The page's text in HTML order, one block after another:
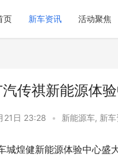
页 新车资讯 活动聚焦
传祺新能源体
21日 23:28 • 新能源车, 新
城煌健新能源体验中心盛